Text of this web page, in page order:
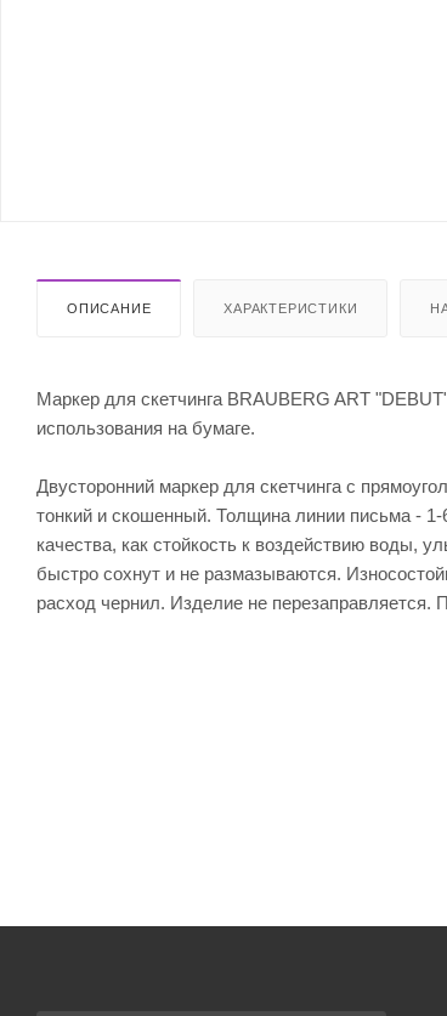
ОПИСАНИЕ ХАРАКТЕРИСТИКИ
Маркер для скетчинга BRAUBERG ART
использования на бумаге.
Двусторонний маркер для скетчинга с
тонкий и скошенный. Толщина линии письма -
качества, как стойкость к воздействию воды,
быстро сохнут и не размазываются.
расход чернил. Изделие не перезаправляется.